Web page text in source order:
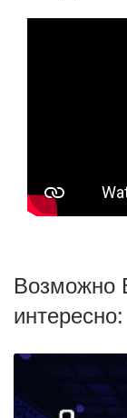
Возможно
интересно: